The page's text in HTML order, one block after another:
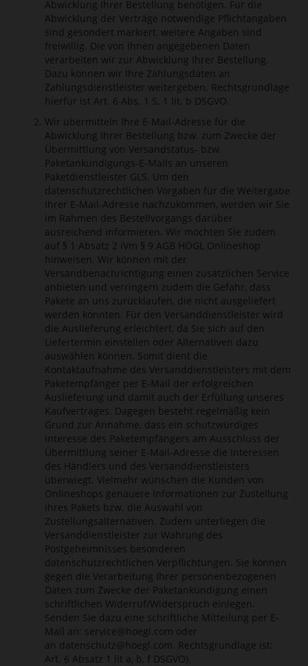
Abwicklung Ihrer Bestellung benötigen. Für die
Abwicklung der Verträge notwendige Pflichtangaben
sind gesondert markiert, weitere Angaben sind
freiwillig. Die von Ihnen angegebenen Daten
verarbeiten wir zur Abwicklung Ihrer Bestellung.
Dazu können wir Ihre Zahlungsdaten an
Zahlungsdienstleister weitergeben. Rechtsgrundlage
hierfür ist Art. 6 Abs. 1 S. 1 lit. b DSGVO.
Wir übermitteln Ihre E-Mail-Adresse für die
Abwicklung Ihrer Bestellung bzw. zum Zwecke der
Übermittlung von Versandstatus- bzw.
Paketankündigungs-E-Mails an unseren
Paketdienstleister GLS. Um den
datenschutzrechtlichen Vorgaben für die Weitergabe
Ihrer E-Mail-Adresse nachzukommen, werden wir Sie
im Rahmen des Bestellvorgangs darüber
ausreichend informieren. Wir möchten Sie zudem
auf § 1 Absatz 2 iVm § 9 AGB HÖGL Onlineshop
hinweisen. Wir können mit der
Versandbenachrichtigung einen zusätzlichen Service
anbieten und verringern zudem die Gefahr, dass
Pakete an uns zurücklaufen, die nicht ausgeliefert
werden konnten. Für den Versanddienstleister wird
die Auslieferung erleichtert, da Sie sich auf den
Liefertermin einstellen oder Alternativen dazu
auswählen können. Somit dient die
Kontaktaufnahme des Versanddienstleisters mit dem
Paketempfänger per E-Mail der erfolgreichen
Auslieferung und damit auch der Erfüllung unseres
Kaufvertrages. Dagegen besteht regelmäßig kein
Grund zur Annahme, dass ein schutzwürdiges
Interesse des Paketempfängers am Ausschluss der
Übermittlung seiner E-Mail-Adresse die Interessen
des Händlers und des Versanddienstleisters
überwiegt. Vielmehr wünschen die Kunden von
Onlineshops genauere Informationen zur Zustellung
ihres Pakets bzw. die Auswahl von
Zustellungsalternativen. Zudem unterliegen die
Versanddienstleister zur Wahrung des
Postgeheimnisses besonderen
datenschutzrechtlichen Verpflichtungen. Sie können
gegen die Verarbeitung Ihrer personenbezogenen
Daten zum Zwecke der Paketankündigung einen
schriftlichen Widerruf/Widerspruch einlegen.
Senden Sie dazu eine schriftliche Mitteilung per E-
Mail an: service@hoegl.com oder
an datenschutz@hoegl.com . Rechtsgrundlage ist:
Art. 6 Absatz 1 lit a, b, f DSGVO).